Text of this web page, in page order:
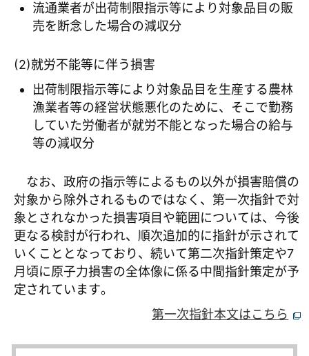
流通業者が出荷制限指示等により対象品目の販
売を断念した場合の減収分
(2)就労不能等に伴う損害
出荷制限指示等により対象品目を生産する農林
漁業者等の経営状態悪化のために、そこで勤務
していた労働者が就労不能となった場合の給与
等の減収分
なお、政府の指示等によるもの以外が損害賠償の
対象から除外されるものではなく、第一次指針で対
象とされなかった損害項目や範囲については、今後
更なる検討が行われ、順次追加的に指針が示されて
いくこととなっており、続いて第二次指針策定や7
月頃に原子力損害の全体像に係る中間指針策定が予
定されています。
第一次指針本文はこちら